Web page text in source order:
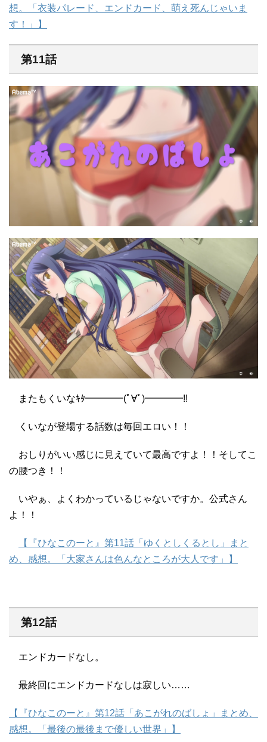
想。「衣装パレード、エンドカード、萌え死んじゃいま
す！」】
第11話
またもくいなｷﾀ━━━━(ﾟ∀ﾟ)━━━━!!
くいなが登場する話数は毎回エロい！！
おしりがいい感じに見えていて最高ですよ！！そしてこ
の腰つき！！
いやぁ、よくわかっているじゃないですか。公式さん
よ！！
【『ひなこのーと』第11話「ゆくとしくるとし」まと
め、感想。「大家さんは色んなところが大人です」】
第12話
エンドカードなし。
最終回にエンドカードなしは寂しい……
【『ひなこのーと』第12話「あこがれのばしょ」まとめ、
感想。「最後の最後まで優しい世界」】